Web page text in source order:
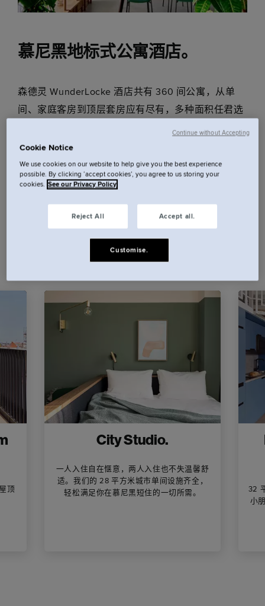
慕尼黑地标式公寓酒店。
森德灵 WunderLocke 酒店共有 360 间公寓，从单
间、家庭客房到顶层套房应有尽有，多种面积任君选
作为慕尼黑地标式公寓酒店，我们配备了泳池、桑拿
房、健身房和专用瑜伽室，为你打造完美休憩时光。
市中心仅 15 分钟路程。
顶
City Studio.
一人入住自在惬意，两人入住也不失温馨舒
适。我们的 28 平方米城市单间设施齐全，
轻松满足你在慕尼黑短住的一切所需。
32
小
Cookie Notice
We use cookies on our website to help give you the best experience
possible. By clicking ‘accept cookies’, you agree to us storing your
cookies. See our Privacy Policy
Reject All Accept all.
Customise.
Continue without Accepting